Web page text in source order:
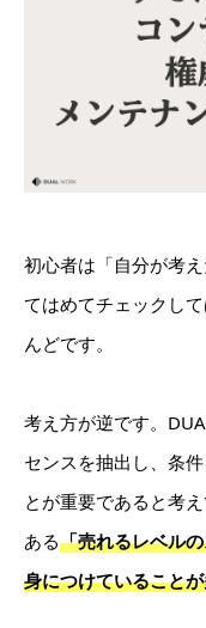
初心者は「自分が考
てはめてチェックし
んどです。
考え方が逆です。
センスを抽出し、条
とが重要であると考
ある「売れるレベル
身につけていること